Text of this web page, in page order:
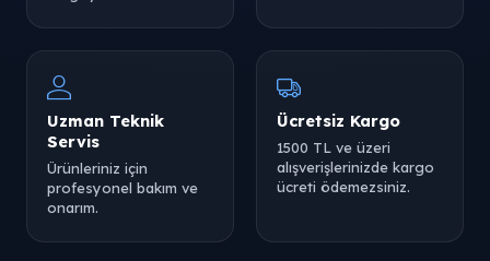
Uzman Teknik
Servis
Ürünleriniz için
profesyonel bakım ve
onarım.
Ücretsiz Kargo
1500 TL ve üzeri
alışverişlerinizde kargo
ücreti ödemezsiniz.